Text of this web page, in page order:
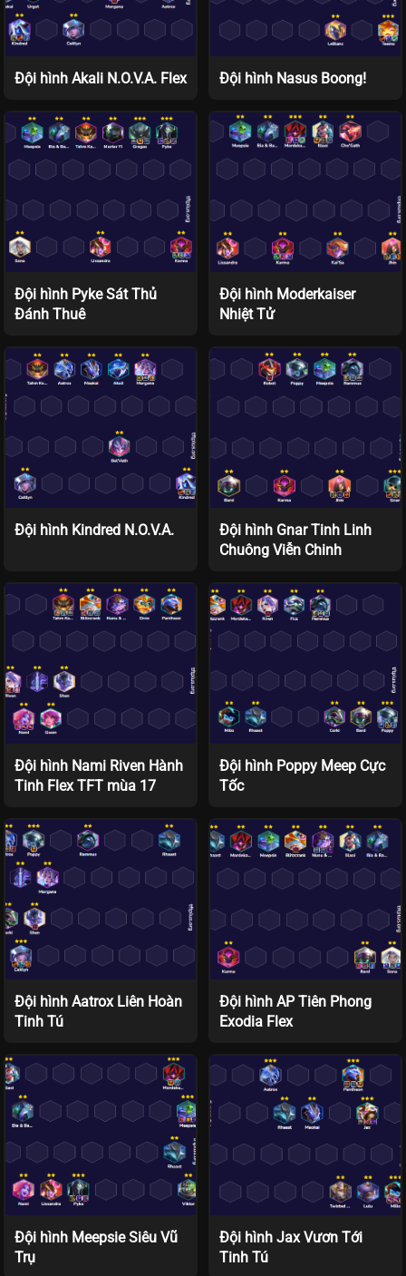
Đội hình Akali N.O.V.A. Flex Đội hình Nasus Boong!
Đội hình Pyke Sát Thủ
Đánh Thuê
Đội hình Moderkaiser
Nhiệt Tử
Đội hình Kindred N.O.V.A.
Đội hình Gnar Tinh Linh
Chuông Viễn Chinh
Đội hình Nami Riven Hành
Tinh Flex TFT mùa 17
Đội hình Poppy Meep Cực
Tốc
Đội hình Aatrox Liên Hoàn
Tinh Tú
Đội hình AP Tiên Phong
Exodia Flex
Đội hình Meepsie Siêu Vũ
Trụ
Đội hình Jax Vươn Tới
Tinh Tú